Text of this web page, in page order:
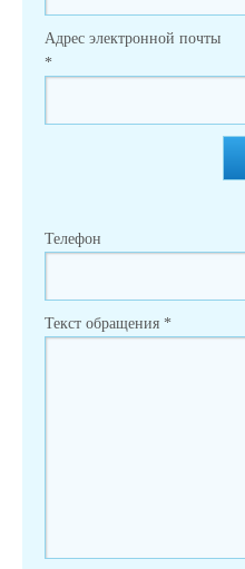
Адрес электронной почты
*
Телефон
Текст обращения *